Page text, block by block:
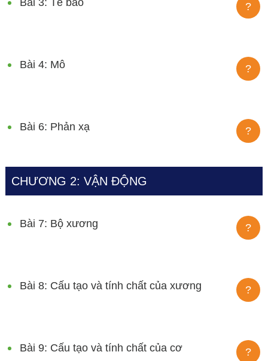
Bài 3: Tế bào ?
Bài 4: Mô ?
Bài 6: Phản xạ ?
CHƯƠNG 2: VẬN ĐỘNG
Bài 7: Bộ xương ?
Bài 8: Cấu tạo và tính chất của xương ?
Bài 9: Cấu tạo và tính chất của cơ ?